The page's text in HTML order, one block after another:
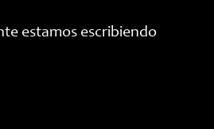
estamos escribiendo